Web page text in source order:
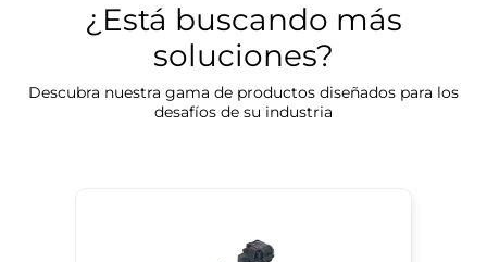
¿Está buscando más
soluciones?
Descubra nuestra gama de productos diseñados para los
desafíos de su industria